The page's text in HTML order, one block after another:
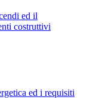
ed il
costruttivi
ed i requisiti